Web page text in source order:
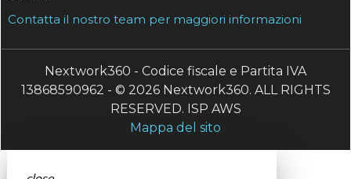
Contatta il nostro team per maggiori informazioni
Nextwork360 - Codice fiscale e Partita IVA
13868590962 - © 2026 Nextwork360. ALL RIGHTS
RESERVED. ISP AWS
Mappa del sito